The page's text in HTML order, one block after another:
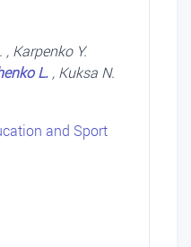
, Karpenko Y.
L. , Kuksa N.
and Sport